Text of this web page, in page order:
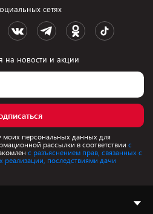
сетях
на новости и акции
моих персональных данных для
рассылки в соответствии с
с разъяснением прав, связанных с
последствиями дачи